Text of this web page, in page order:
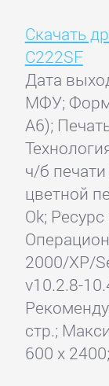
Скачать
C222SF
Дата
МФУ;
A6);
ч/б
цветной
Ok;
2000/XP/
v10.2.8-
стр.;
600 x 2400;